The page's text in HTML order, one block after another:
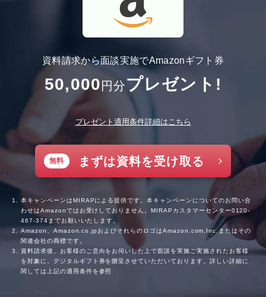
資料請求から面談実施でAmazonギフト券
50,000円分プレゼント!
プレゼント適用条件詳細はこちら
無料 まずは資料を受け取る
本キャンペーンはMIRAPによる提供です。本キャンペーンについてのお問い合
わせはAmazonではお受けしておりません。MIRAPカスタマーセンター0120-
467-374までお願いいたします。
Amazon、Amazon.co.jpおよびそれらのロゴはAmazon.com,Inc.またはその
関連会社の商標です。
資料請求後、お客様のご意向をお伺いした上で面談を実施ご実施されたお客様
を対象に、デジタルギフト券を贈呈させていただいております。詳しい詳細に
関しては上記の適用条件を参照